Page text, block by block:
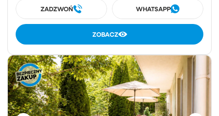
ZADZWOŃ WHATSAPP
ZOBACZ